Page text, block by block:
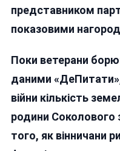
представником
показовими
Поки ветерани
даними
війни кількість
родини Соколового
того, як вінничани